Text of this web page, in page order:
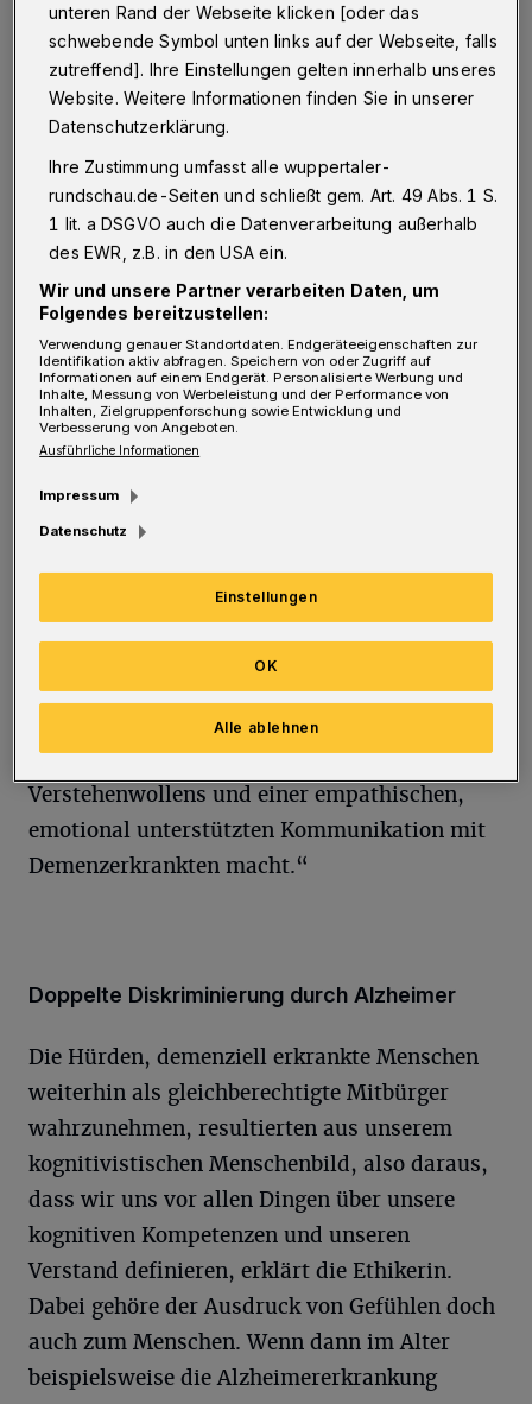
„Dabei werden Menschen mit Demenz
regelrecht dehumanisiert“, sagt sie, „weil
man ihnen im Kern sogar das Menschsein und
ihren Anspruch auf Achtung ihrer
Menschenrechte abspricht und ihr Leben als
nicht mehr lebenswert disqualifiziert“. Ein
adäquater Umgang sehe anders aus: „Selbst
im fortgeschrittenen Stadium ihrer
Erkrankung, wenn die verbalen
Ausdrucksmöglichkeiten weitgehend
abhandenkommen, haben dementiell
veränderte Personen das Recht, als
menschliche Individuen mit ihren
Auch bei eingeschränkten kognitiven und
verbalen Fähigkeiten ist ihr
Verhalten verstehbar, wenn man sich in
unserem hochleistungsgetriebenen
beschleunigten Alltag die Mühe des
Verstehenwollens und einer empathischen,
emotional unterstützten Kommunikation mit
Demenzerkrankten macht.“
Doppelte Diskriminierung durch Alzheimer
Die Hürden, demenziell erkrankte Menschen
weiterhin als gleichberechtigte Mitbürger
wahrzunehmen, resultierten aus unserem
kognitivistischen Menschenbild, also daraus,
dass wir uns vor allen Dingen über unsere
kognitiven Kompetenzen und unseren
Verstand definieren, erklärt die Ethikerin.
Dabei gehöre der Ausdruck von Gefühlen doch
auch zum Menschen. Wenn dann im Alter
beispielsweise die Alzheimererkrankung
unteren Rand der Webseite klicken [oder das
schwebende Symbol unten links auf der Webseite, falls
zutreffend]. Ihre Einstellungen gelten innerhalb unseres
Website. Weitere Informationen finden Sie in unserer
Datenschutzerklärung.
Ihre Zustimmung umfasst alle wuppertaler-
rundschau.de-Seiten und schließt gem. Art. 49 Abs. 1 S.
1 lit. a DSGVO auch die Datenverarbeitung außerhalb
des EWR, z.B. in den USA ein.
Wir und unsere Partner verarbeiten Daten, um
Folgendes bereitzustellen:
Verwendung genauer Standortdaten. Endgeräteeigenschaften zur
Identifikation aktiv abfragen. Speichern von oder Zugriff auf
Informationen auf einem Endgerät. Personalisierte Werbung und
Inhalte, Messung von Werbeleistung und der Performance von
Inhalten, Zielgruppenforschung sowie Entwicklung und
Verbesserung von Angeboten.
Ausführliche Informationen
Impressum
Datenschutz
Einstellungen
Alle ablehnen
OK